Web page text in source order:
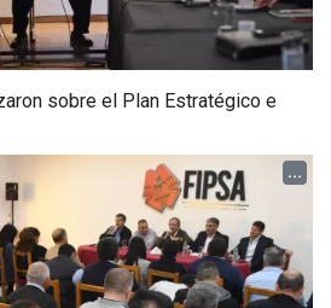
sobre el Plan Estratégico e
...